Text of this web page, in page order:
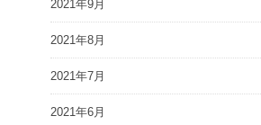
2021年9月
2021年8月
2021年7月
2021年6月